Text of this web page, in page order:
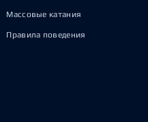
Массовые катания
Правила поведения